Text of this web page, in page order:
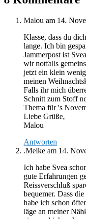
Malou am 14.
Klasse, dass du
lange. Ich bin
Jammerpost ist
wir notfalls
jetzt ein klein
meinen
Falls ihr mich
Schnitt zum Stoff
Thema für 's
Liebe Grüße,
Malou
Antworten
.Meike am 14.
Ich habe Svea
gute Erfahrungen
Reissverschluß
bequemer. Dass
habe ich schon
läge an meiner